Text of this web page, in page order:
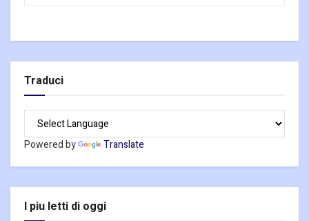
Traduci
Powered by Translate
I piu letti di oggi